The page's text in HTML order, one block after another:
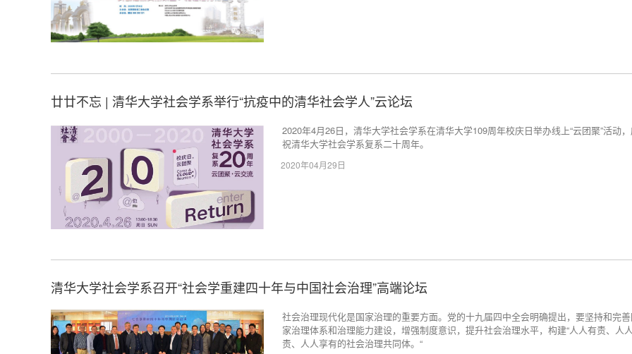
廿廿不忘 | 清华大学社会学系举行“抗疫中的清华社会学人”云论坛
2020年4月26日，清华大学社会学系在清华大学109周年校庆日举办线上“云团聚”活动
祝清华大学社会学系复系二十周年。
2020年04月29日
清华大学社会学系召开“社会学重建四十年与中国社会治理”高端论坛
社会治理现代化是国家治理的重要方面。党的十九届四中全会明确提出，要坚持和完
家治理体系和治理能力建设，增强制度意识，提升社会治理水平，构建“人人有责、人
责、人人享有的社会治理共同体。“